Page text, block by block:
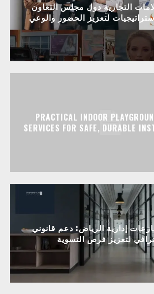
التجارية دول مجلس التعاون
لتعزيز الحضور والوعي
PRACTICAL INDOOR
SERVICES FOR SAFE, DURABLE
إدارية الرياض: دعم قانوني
لتعزيز فرص التسوية